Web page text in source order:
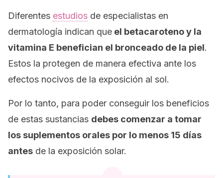
Diferentes estudios de especialistas en
dermatología indican que el betacaroteno y la
vitamina E benefician el bronceado de la piel.
Estos la protegen de manera efectiva ante los
efectos nocivos de la exposición al sol.
Por lo tanto, para poder conseguir los beneficios
de estas sustancias debes comenzar a tomar
los suplementos orales por lo menos 15 días
antes de la exposición solar.